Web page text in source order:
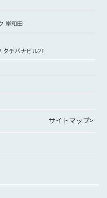
岸和田
タチバナビル2F
サイトマップ>